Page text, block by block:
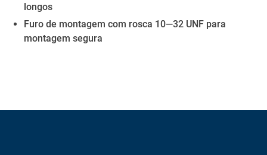
longos
Furo de montagem com rosca 10—32 UNF para
montagem segura